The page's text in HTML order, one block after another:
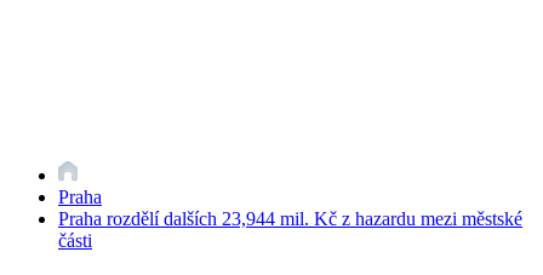
Praha
Praha rozdělí dalších 23,944 mil. Kč z hazardu mezi městské
části